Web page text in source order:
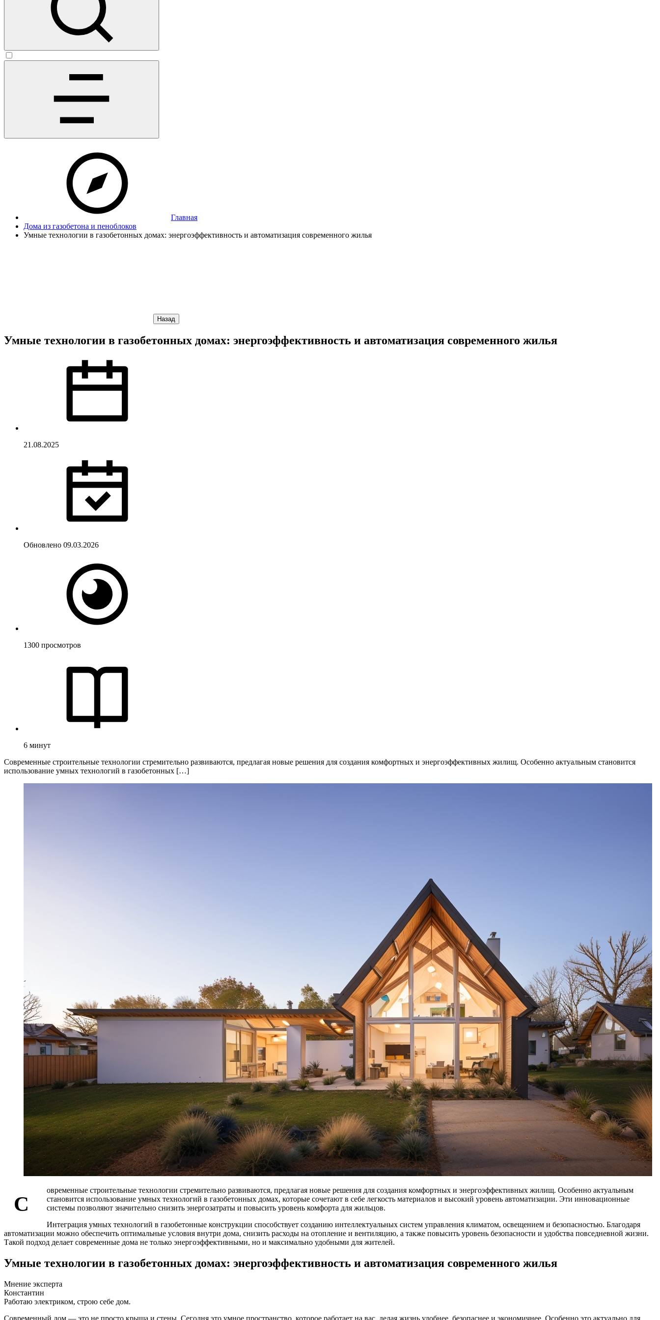
Главная
Дома из газобетона и пеноблоков
Умные технологии в газобетонных домах: энергоэффективность и автоматизация современного жилья
Назад
Умные технологии в газобетонных домах: энергоэффективность и автоматизация современного жилья
21.08.2025
Обновлено 09.03.2026
1300 просмотров
6 минут
Современные строительные технологии стремительно развиваются, предлагая новые решения для создания комфортных и энергоэффективных жилищ. Особенно актуальным становится
использование умных технологий в газобетонных […]
С
овременные строительные технологии стремительно развиваются, предлагая новые решения для создания комфортных и энергоэффективных жилищ. Особенно актуальным
становится использование умных технологий в газобетонных домах, которые сочетают в себе легкость материалов и высокий уровень автоматизации. Эти инновационные
системы позволяют значительно снизить энергозатраты и повысить уровень комфорта для жильцов.
Интеграция умных технологий в газобетонные конструкции способствует созданию интеллектуальных систем управления климатом, освещением и безопасностью. Благодаря
автоматизации можно обеспечить оптимальные условия внутри дома, снизить расходы на отопление и вентиляцию, а также повысить уровень безопасности и удобства повседневной жизни.
Такой подход делает современные дома не только энергоэффективными, но и максимально удобными для жителей.
Умные технологии в газобетонных домах: энергоэффективность и автоматизация современного жилья
Мнение эксперта
Константин
Работаю электриком, строю себе дом.
Современный дом — это не просто крыша и стены. Сегодня это умное пространство, которое работает на вас, делая жизнь удобнее, безопаснее и экономичнее. Особенно это актуально для